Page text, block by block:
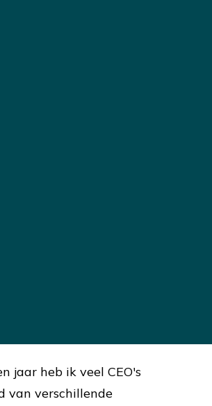
jaar heb ik veel CEO's
van verschillende